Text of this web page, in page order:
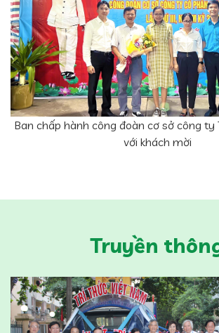
Ban chấp hành công đoàn cơ sở công ty
với khách mời
Truyền